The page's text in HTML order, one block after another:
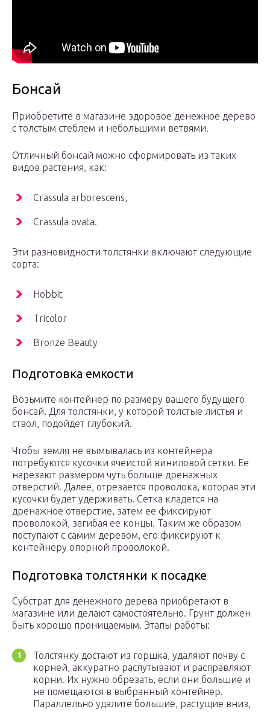
Бонсай
Приобретите в магазине здоровое денежное дерево
с толстым стеблем и небольшими ветвями.
Отличный бонсай можно сформировать из таких
видов растения, как:
Crassula arborescens,
Crassula ovata.
Эти разновидности толстянки включают следующие
сорта:
Hobbit
Tricolor
Bronze Beauty
Подготовка емкости
Возьмите контейнер по размеру вашего будущего
бонсай. Для толстянки, у которой толстые листья и
ствол, подойдет глубокий.
Чтобы земля не вымывалась из контейнера
потребуются кусочки ячеистой виниловой сетки. Ее
нарезают размером чуть больше дренажных
отверстий. Далее, отрезается проволока, которая эти
кусочки будет удерживать. Сетка кладется на
дренажное отверстие, затем ее фиксируют
проволокой, загибая ее концы. Таким же образом
поступают с самим деревом, его фиксируют к
контейнеру опорной проволокой.
Подготовка толстянки к посадке
Субстрат для денежного дерева приобретают в
магазине или делают самостоятельно. Грунт должен
быть хорошо проницаемым. Этапы работы:
Толстянку достают из горшка, удаляют почву с
корней, аккуратно распутывают и расправляют
корни. Их нужно обрезать, если они большие и
не помещаются в выбранный контейнер.
Параллельно удалите большие, растущие вниз,